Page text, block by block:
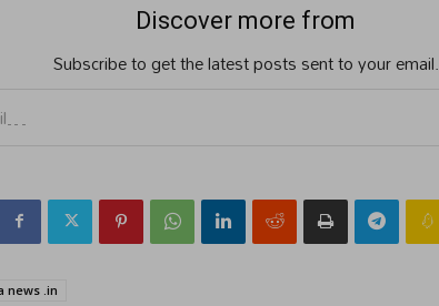
Discover more from
Subscribe to get the latest posts sent to your email.
news .in